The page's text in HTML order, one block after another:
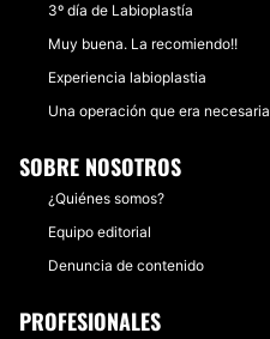
3º día de Labioplastía
Muy buena. La recomiendo!!
Experiencia labioplastia
Una operación que era necesaria
SOBRE NOSOTROS
¿Quiénes somos?
Equipo editorial
Denuncia de contenido
PROFESIONALES